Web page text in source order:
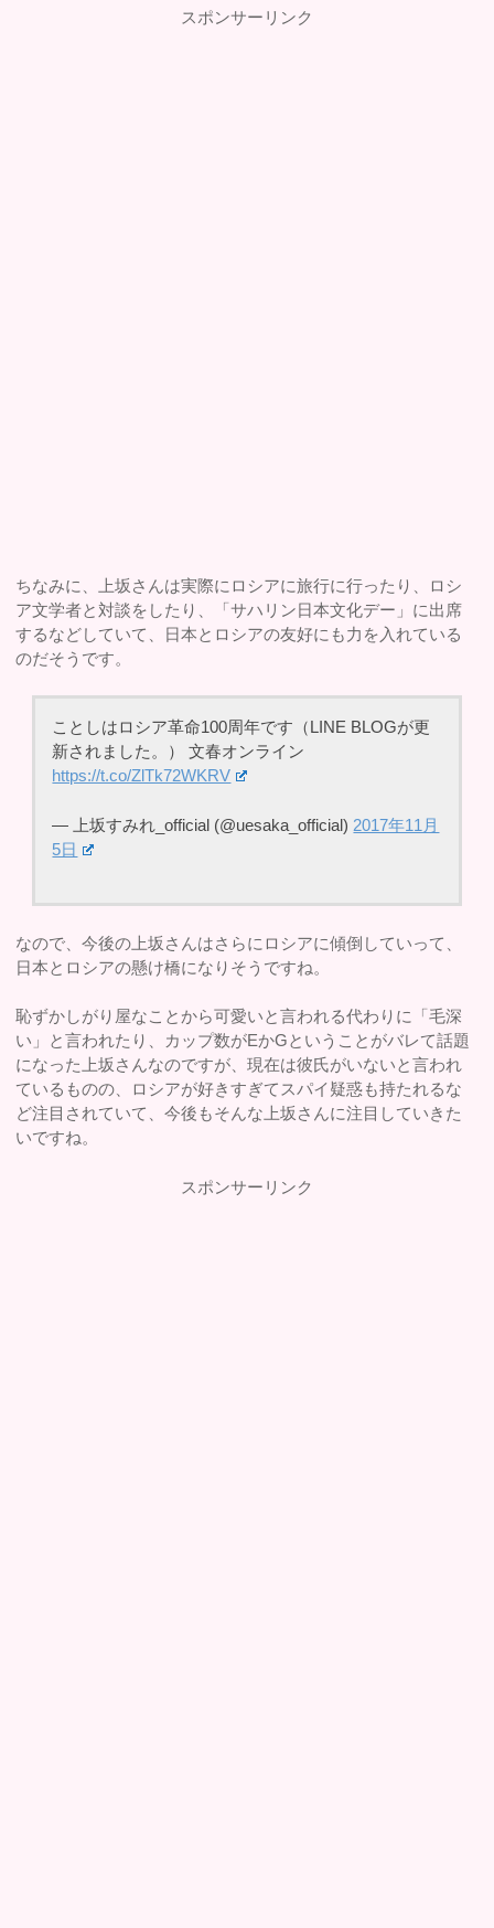
スポンサーリンク
ちなみに、上坂さんは実際にロシアに旅行に行ったり、ロシ
ア文学者と対談をしたり、「サハリン日本文化デー」に出席
するなどしていて、日本とロシアの友好にも力を入れている
のだそうです。
ことしはロシア革命100周年です（LINE BLOGが更
新されました。） 文春オンライン
https://t.co/ZlTk72WKRV
— 上坂すみれ_official (@uesaka_official) 2017年11月
5日
なので、今後の上坂さんはさらにロシアに傾倒していって、
日本とロシアの懸け橋になりそうですね。
恥ずかしがり屋なことから可愛いと言われる代わりに「毛深
い」と言われたり、カップ数がEかGということがバレて話題
になった上坂さんなのですが、現在は彼氏がいないと言われ
ているものの、ロシアが好きすぎてスパイ疑惑も持たれるな
ど注目されていて、今後もそんな上坂さんに注目していきた
いですね。
スポンサーリンク